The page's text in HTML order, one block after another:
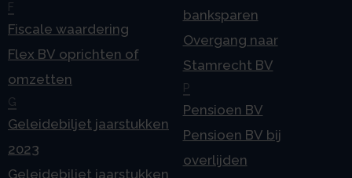
F
Fiscale waardering
Flex BV oprichten of
omzetten
G
Geleidebiljet jaarstukken
2023
Geleidebiljet jaarstukken
banksparen
Overgang naar
Stamrecht BV
P
Pensioen BV
Pensioen BV bij
overlijden